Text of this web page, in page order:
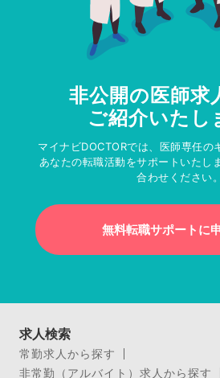
非公開の医師求
ご紹介いたし
マイナビDOCTORでは、医師専任の
あなたの転職活動をサポートいたし
合わせください。
無料転職サポートに
求人検索
常勤求人から探す
非常勤（アルバイト）求人から探す